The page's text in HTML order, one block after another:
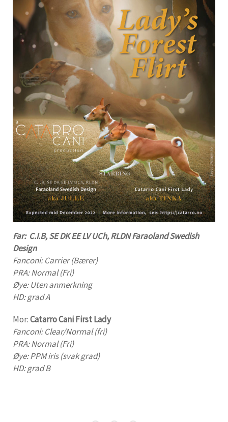
Far: C.I.B, SE DK EE LV UCh, RLDN Faraoland Swedish
Design
Fanconi: Carrier (Bærer)
PRA: Normal (Fri)
Øye: Uten anmerkning
HD: grad A
Mor:Catarro Cani First Lady
Fanconi: Clear/Normal (fri)
PRA: Normal (Fri)
Øye: PPM iris (svak grad)
HD: grad B